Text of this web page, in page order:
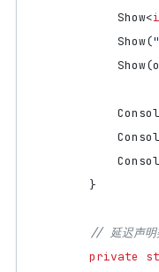
Show<
Show(
Show(
}
// 延迟声明
private